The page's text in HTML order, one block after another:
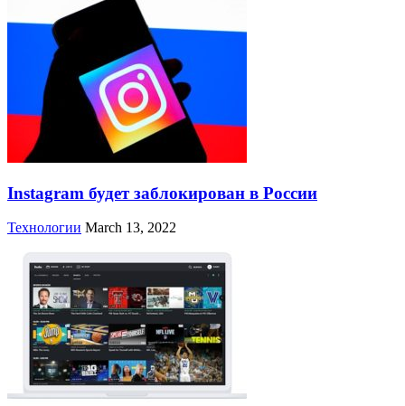
Instagram будет заблокирован в России
Технологии March 13, 2022